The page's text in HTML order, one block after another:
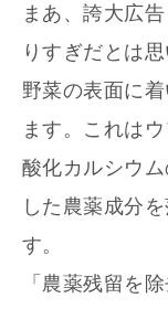
まあ、誇大広
りすぎだとは思
野菜の表面に
ます。これは
酸化カルシウ
した農薬成分
す。
「農薬残留を